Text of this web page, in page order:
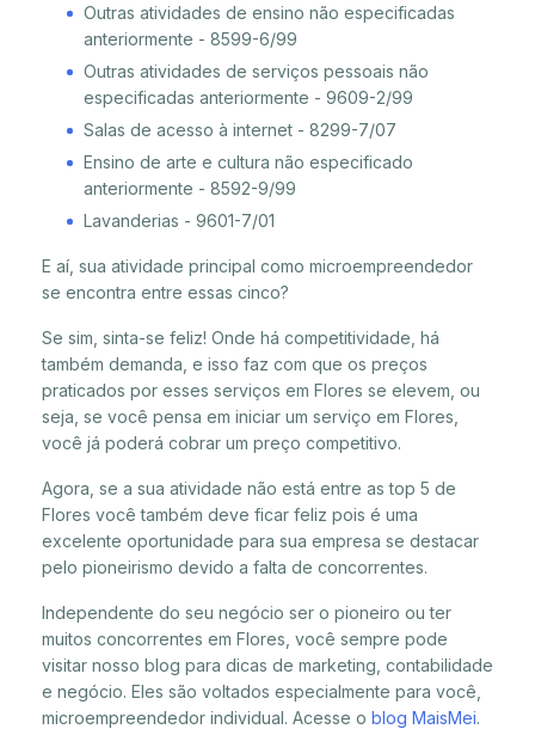
Outras atividades de ensino não especificadas
anteriormente - 8599-6/99
Outras atividades de serviços pessoais não
especificadas anteriormente - 9609-2/99
Salas de acesso à internet - 8299-7/07
Ensino de arte e cultura não especificado
anteriormente - 8592-9/99
Lavanderias - 9601-7/01
E aí, sua atividade principal como microempreendedor
se encontra entre essas cinco?
Se sim, sinta-se feliz! Onde há competitividade, há
também demanda, e isso faz com que os preços
praticados por esses serviços em Flores se elevem, ou
seja, se você pensa em iniciar um serviço em Flores,
você já poderá cobrar um preço competitivo.
Agora, se a sua atividade não está entre as top 5 de
Flores você também deve ficar feliz pois é uma
excelente oportunidade para sua empresa se destacar
pelo pioneirismo devido a falta de concorrentes.
Independente do seu negócio ser o pioneiro ou ter
muitos concorrentes em Flores, você sempre pode
visitar nosso blog para dicas de marketing, contabilidade
e negócio. Eles são voltados especialmente para você,
microempreendedor individual. Acesse o blog MaisMei.